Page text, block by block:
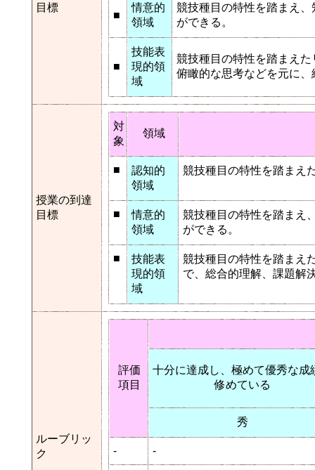
目標
■
情意的
領域
競技種目の特性を踏まえ
ができる。
■
技能表
現的領
域
競技種目の特性を踏まえ
俯瞰的な思考などを元に
授業の到達
目標
対
象
領域
■
認知的
領域
競技種目の特性を踏まえ
■
情意的
領域
競技種目の特性を踏まえ
ができる。
■
技能表
現的領
域
競技種目の特性を踏まえ
で、総合的理解、課題解
ルーブリッ
ク
評価
項目
十分に達成し、極めて優秀な成
修めている
秀
- -